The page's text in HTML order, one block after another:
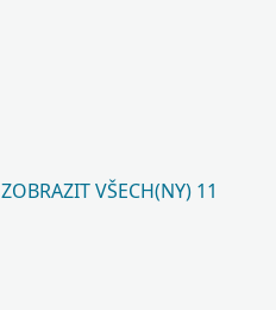
ZOBRAZIT VŠECH(NY) 11